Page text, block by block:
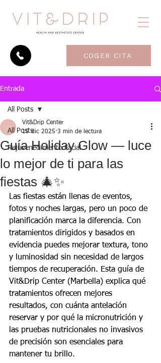
COGER CITA
Entrada
All Posts
Rejuvenecimiento Facial
All Posts
Guía Holiday Glow — luce
lo mejor de ti para las
fiestas 🎄✨
Vit&Drip Center
19 dic 2025 3 min de lectura
Las fiestas están llenas de eventos,
fotos y noches largas, pero un poco de
planificación marca la diferencia. Con
tratamientos dirigidos y basados en
evidencia puedes mejorar textura, tono
y luminosidad sin necesidad de largos
tiempos de recuperación. Esta guía de
Vit&Drip Center (Marbella) explica qué
tratamientos ofrecen mejores
resultados, con cuánta antelación
reservar y por qué la micronutrición y
las pruebas nutricionales no invasivos
de precisión son esenciales para
mantener tu brillo.